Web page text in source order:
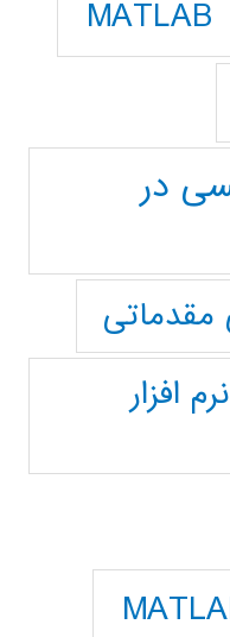
MATLAB
در
افزار